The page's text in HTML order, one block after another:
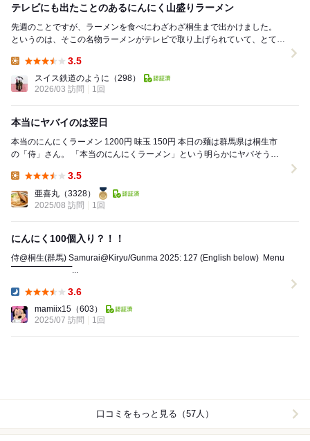
テレビにも出たことのあるにんにく山盛りラーメン
先週のことですが、ラーメンを食べにわざわざ桐生まで出かけました。
というのは、そこの名物ラーメンがテレビで取り上げられていて、とても
3.5
スイス鉄道のように （298）
2026/03 訪問
1回
本当にヤバイのは翌日
本当のにんにくラーメン 1200円 味玉 150円 本日の麺は群馬県は桐生市
の「侍」さん。 「本当のにんにくラーメン」という明らかにヤバそうな
3.5
亜喜丸 （3328）
2025/08 訪問
1回
にんにく100個入り？！！
侍@桐生(群馬) Samurai@Kiryu/Gunma 2025: 127 (English below) ⁡ Menu
‾‾‾‾‾‾‾‾‾‾‾‾‾‾‾‾‾‾‾‾‾‾...
3.6
mamiix15 （603）
2025/07 訪問
1回
口コミをもっと見る（57人）